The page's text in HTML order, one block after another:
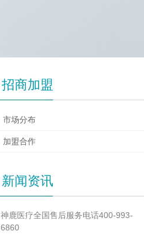
招商加盟
市场分布
加盟合作
新闻资讯
神鹿医疗全国售后服务电话400-993-
6860